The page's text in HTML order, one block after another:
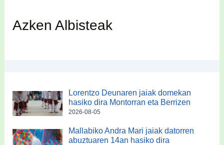
Azken Albisteak
Lorentzo Deunaren jaiak domekan
hasiko dira Montorran eta Berrizen
2026-08-05
Mallabiko Andra Mari jaiak datorren
abuztuaren 14an hasiko dira